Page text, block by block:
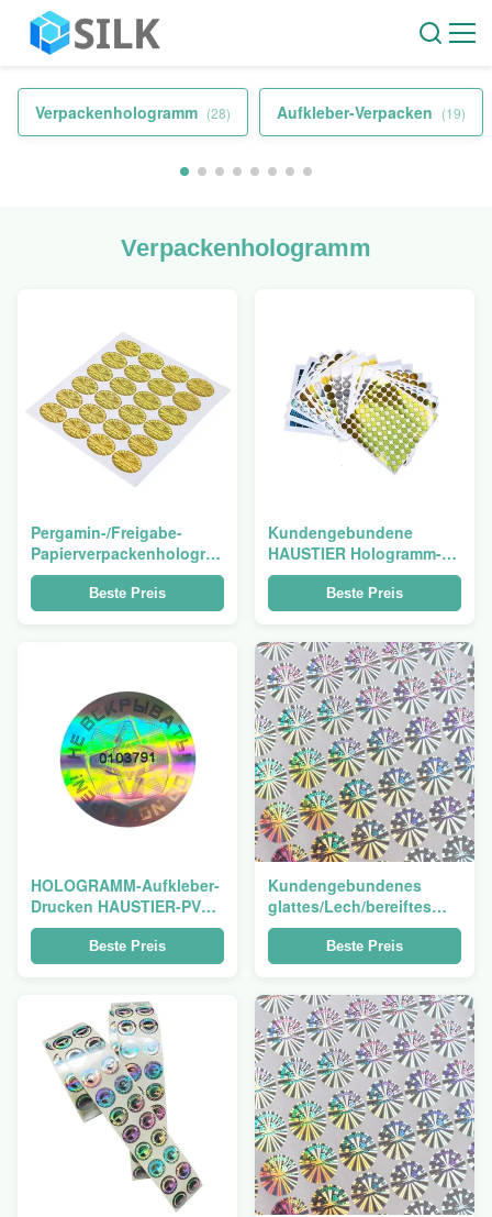
Verpackenhologramm (28) Aufkleber-Verpacken (19)
Verpackenhologramm
Pergamin-/Freigabe-
Papierverpackenhologramm,
glatt/Matte Hologram
Beste Preis
Kundengebundene
HAUSTIER Hologramm-
Aufkleber-verschiedene
Form und Entwurf
verfügbar
Beste Preis
HOLOGRAMM-Aufkleber-
Drucken HAUSTIER-PVCs
BOPP Verpackenfür
AufkleberBeste Preis
Kundengebundenes
glattes/Lech/bereiftes
Verpackenhologramm
ISO9001 bestätigten
Beste Preis